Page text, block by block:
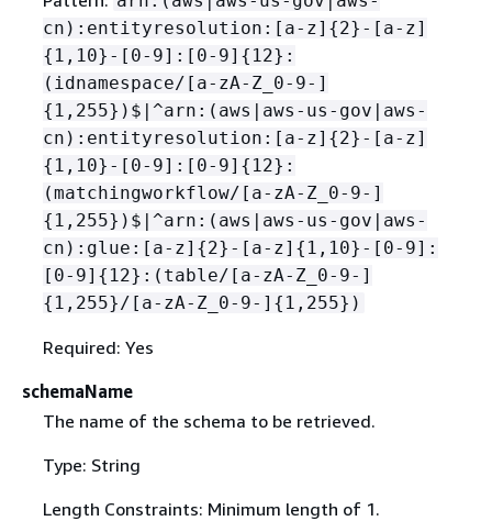
cn):entityresolution:[a-z] {2}-[a-z]
{ 1,10}-[0-9]:[0-9] { 12}:
(idnamespace/[a-zA-Z_0-9-]
{ 1,255})$|^arn:(aws|aws-us-gov|aws-
cn):entityresolution:[a-z] {2}-[a-z]
{ 1,10}-[0-9]:[0-9] { 12}:
(matchingworkflow/[a-zA-Z_0-9-]
{ 1,255})$|^arn:(aws|aws-us-gov|aws-
cn):glue:[a-z] {2}-[a-z] { 1,10}-[0-9]:
[0-9] { 12}:(table/[a-zA-Z_0-9-]
{ 1,255}/[a-zA-Z_0-9-] { 1,255})
Required: Yes
schemaName
The name of the schema to be retrieved.
Type: String
Length Constraints: Minimum length of 1.